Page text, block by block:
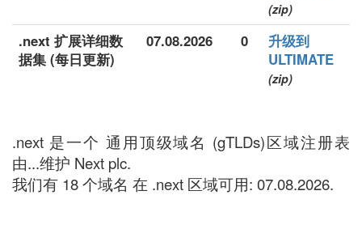
(zip)
.next 扩展详细数
据集 (每日更新)
07.08.2026 0
升级到
ULTIMATE
(zip)
.next 是一个 通用顶级域名 (gTLDs)区域注册表
由...维护 Next plc.
我们有 18 个域名 在 .next 区域可用: 07.08.2026.